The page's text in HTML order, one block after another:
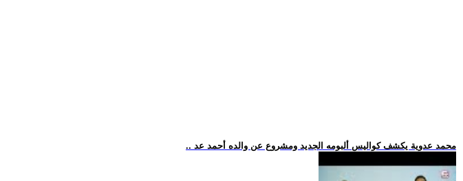
.. محمد عدوية يكشف كواليس ألبومه الجديد ومشروع عن والده أحمد عد